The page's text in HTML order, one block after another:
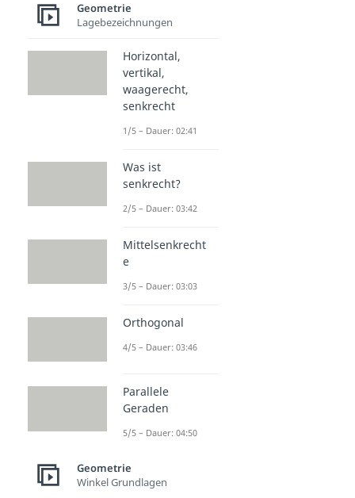
Geometrie
Lagebezeichnungen
Horizontal,
vertikal,
waagerecht,
senkrecht
1/5 – Dauer: 02:41
Was ist
senkrecht?
2/5 – Dauer: 03:42
Mittelsenkrecht
e
3/5 – Dauer: 03:03
Orthogonal
4/5 – Dauer: 03:46
Parallele
Geraden
5/5 – Dauer: 04:50
Geometrie
Winkel Grundlagen